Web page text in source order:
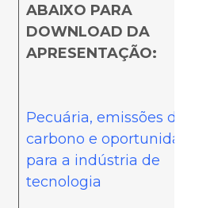
ABAIXO PARA
DOWNLOAD DA
APRESENTAÇÃO:
Pecuária, emissões de
carbono e oportunidade
para a indústria de
tecnologia